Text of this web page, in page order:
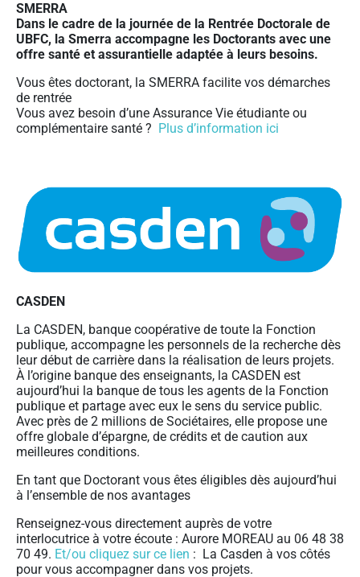
SMERRA
Dans le cadre de la journée de la Rentrée Doctorale de
UBFC, la Smerra accompagne les Doctorants avec une
offre santé et assurantielle adaptée à leurs besoins.
Vous êtes doctorant, la SMERRA facilite vos démarches
de rentrée
Vous avez besoin d’une Assurance Vie étudiante ou
complémentaire santé ? Plus d’information ici
CASDEN
La CASDEN, banque coopérative de toute la Fonction
publique, accompagne les personnels de la recherche dès
leur début de carrière dans la réalisation de leurs projets.
À l’origine banque des enseignants, la CASDEN est
aujourd’hui la banque de tous les agents de la Fonction
publique et partage avec eux le sens du service public.
Avec près de 2 millions de Sociétaires, elle propose une
offre globale d’épargne, de crédits et de caution aux
meilleures conditions.
En tant que Doctorant vous êtes éligibles dès aujourd’hui
à l’ensemble de nos avantages
Renseignez-vous directement auprès de votre
interlocutrice à votre écoute : Aurore MOREAU au 06 48 38
70 49. Et/ou cliquez sur ce lien : La Casden à vos côtés
pour vous accompagner dans vos projets.